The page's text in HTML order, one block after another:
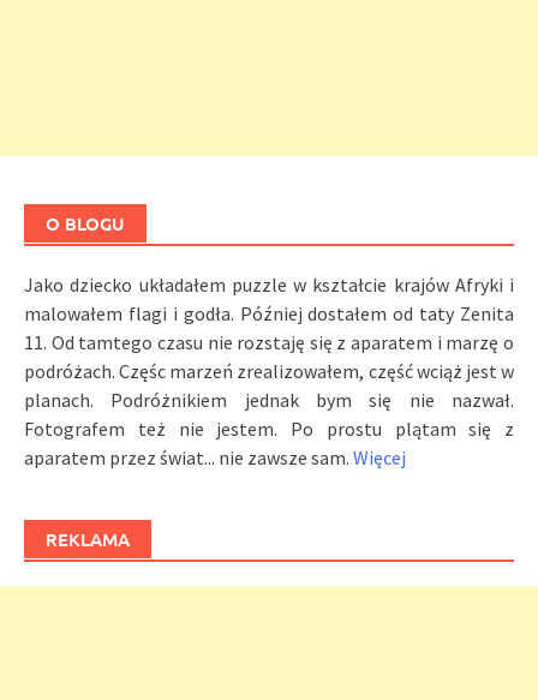
O BLOGU
Jako dziecko układałem puzzle w kształcie krajów Afryki i
malowałem flagi i godła. Później dostałem od taty Zenita
11. Od tamtego czasu nie rozstaję się z aparatem i marzę o
podróżach. Częśc marzeń zrealizowałem, część wciąż jest w
planach. Podróżnikiem jednak bym się nie nazwał.
Fotografem też nie jestem. Po prostu plątam się z
aparatem przez świat... nie zawsze sam. Więcej
REKLAMA